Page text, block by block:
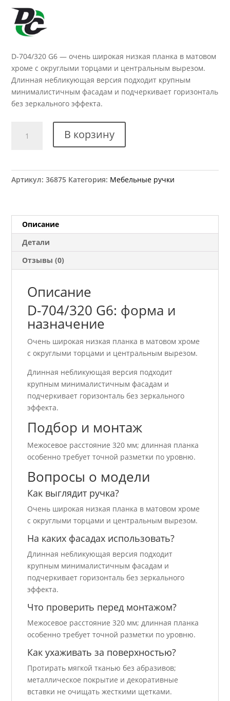
D-704/320 G6 — очень широкая низкая планка в матовом
хроме с округлыми торцами и центральным вырезом.
Длинная небликующая версия подходит крупным
минималистичным фасадам и подчеркивает горизонталь
без зеркального эффекта.
товара
704/320
В корзину
Артикул:36875 Категория: Мебельные ручки
Описание
Детали
Отзывы (0)
Описание
D-704/320 G6: форма и
назначение
Очень широкая низкая планка в матовом хроме
с округлыми торцами и центральным вырезом.
Длинная небликующая версия подходит
крупным минималистичным фасадам и
подчеркивает горизонталь без зеркального
эффекта.
Подбор и монтаж
Межосевое расстояние 320 мм; длинная планка
особенно требует точной разметки по уровню.
Вопросы о модели
Как выглядит ручка?
Очень широкая низкая планка в матовом хроме
с округлыми торцами и центральным вырезом.
На каких фасадах использовать?
Длинная небликующая версия подходит
крупным минималистичным фасадам и
подчеркивает горизонталь без зеркального
эффекта.
Что проверить перед монтажом?
Межосевое расстояние 320 мм; длинная планка
особенно требует точной разметки по уровню.
Как ухаживать за поверхностью?
Протирать мягкой тканью без абразивов;
металлическое покрытие и декоративные
вставки не очищать жесткими щетками.